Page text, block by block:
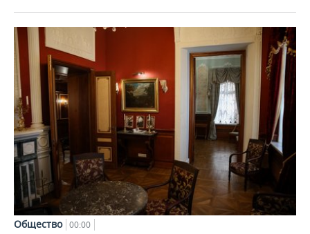
Общество 00:00